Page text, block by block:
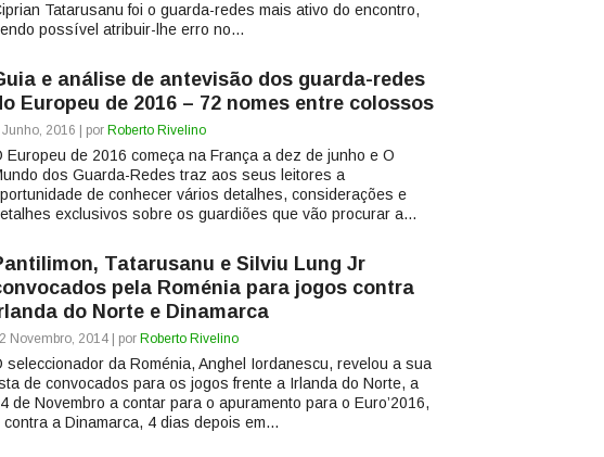
Tatarusanu foi o guarda-redes mais ativo do encontro,
possível atribuir-lhe erro no...
e análise de antevisão dos guarda-redes
Europeu de 2016 – 72 nomes entre colossos
Junho, 2016 | por Roberto Rivelino
Europeu de 2016 começa na França a dez de junho e O
dos Guarda-Redes traz aos seus leitores a
de conhecer vários detalhes, considerações e
exclusivos sobre os guardiões que vão procurar a...
Tatarusanu e Silviu Lung Jr
pela Roménia para jogos contra
do Norte e Dinamarca
Novembro, 2014 | por Roberto Rivelino
seleccionador da Roménia, Anghel Iordanescu, revelou a sua
de convocados para os jogos frente a Irlanda do Norte, a
de Novembro a contar para o apuramento para o Euro’2016,
contra a Dinamarca, 4 dias depois em...